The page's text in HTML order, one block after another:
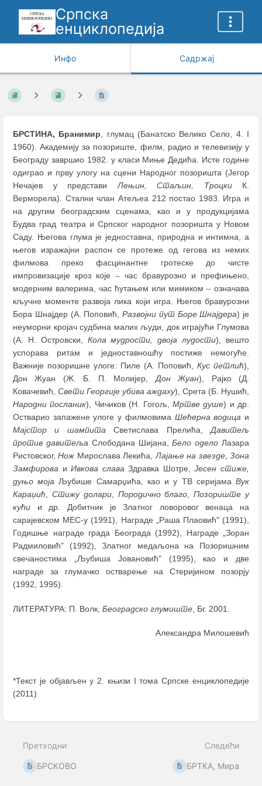
Српска
енциклопедија
Инфо Садржај
БРСТИНА, Бранимир, глумац (Банатско Велико Село, 4. I
1960). Академију за позориште, филм, радио и телевизију у
Београду завршио 1982. у класи Миње Дедића. Исте године
одиграо и прву улогу на сцени Народног позоришта (Јегор
Нечајев у представиЛењин, Стаљин, ТроцкиК.
Верморела). Стални члан Атељеа 212 постао 1983. Игра и
на другим београдским сценама, као и у продукцијама
Будва град театра и Српског народног позоришта у Новом
Саду. Његова глума је једноставна, природна и интимна, а
његов изражајни распон се протеже од гегова из немих
филмова преко фасцинантне гротеске до чисте
импровизације кроз које – час бравурозно и префињено,
модерним валерима, час ћутањем или мимиком – означава
кључне моменте развоја лика који игра. Његов бравурозни
Бора Шнајдер (А. Поповић, Развојни пут Боре Шнајдера) је
неуморни кројач судбина малих људи, док играјући Глумова
(А. Н. Островски, Кола мудрости, двоја лудости), вешто
успорава ритам и једноставношћу постиже немогуће.
Важније позоришне улоге: Пиле (А. Поповић, Кус петлић),
Дон Жуан (Ж. Б. П. Молијер,Дон Жуан), Рајко (Д.
Ковачевић, Свети Георгије убива аждаху), Срета (Б. Нушић,
Народни посланик), Чичиков (Н. Гогољ, Мртве душе) и др.
Остварио запажене улоге у филмовима Шећерна водица и
Мајстор и шампитаСветислава Прелића,Давитељ
против давитељаСлободана Шијана,Бело одело Лазара
Ристовског,Нож Мирослава Лекића,Лајање на звезде,Зона
Замфирова иИвкова славаЗдравка Шотре,Јесен стиже,
дуњо моја Љубише Самарџића, као и у ТВ серијамаВук
Караџић, Стижу долари, Породично благо,Позориште у
кући и др. Добитник је Златног ловоровог венаца на
сарајевском МЕС-у (1991), Наградe „Раша Плаовић" (1991),
Годишњe наградe града Београда (1992), Наградe „Зоран
Радмиловић" (1992), Златног медаљона на Позоришним
свечаностима „Љубиша Јовановић" (1995), као и две
награде за глумачко остварење на Стеријином позорју
(1992, 1995).
ЛИТЕРАТУРА: П. Волк, Београдско глумиште , Бг. 2001.
Александра Милошевић
*Текст је објављен у 2. књизи I тома Српске енциклопедије
(2011)
mode
Претходни
БРСКОВО
Следећи
БРТКА, Мира